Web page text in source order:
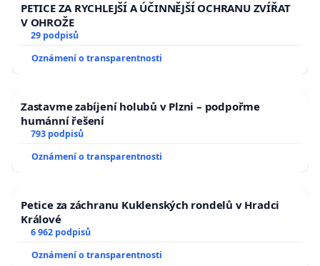
PETICE ZA RYCHLEJŠÍ A ÚČINNĚJŠÍ OCHRANU ZVÍŘAT
V OHROŽE
29 podpisů
Oznámení o transparentnosti
Zastavme zabíjení holubů v Plzni – podpořme
humánní řešení
793 podpisů
Oznámení o transparentnosti
Petice za záchranu Kuklenských rondelů v Hradci
Králové
6 962 podpisů
Oznámení o transparentnosti